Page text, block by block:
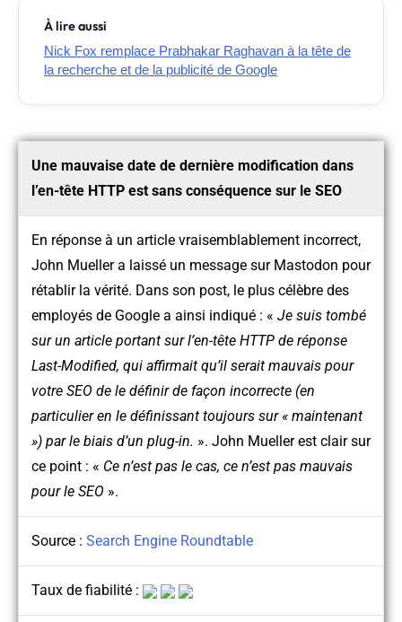
À lire aussi
Nick Fox remplace Prabhakar Raghavan à la tête de
la recherche et de la publicité de Google
Une mauvaise date de dernière modification dans
l’en-tête HTTP est sans conséquence sur le SEO
En réponse à un article vraisemblablement incorrect,
John Mueller a laissé un message sur Mastodon pour
rétablir la vérité. Dans son post, le plus célèbre des
employés de Google a ainsi indiqué : « Je suis tombé
sur un article portant sur l’en-tête HTTP de réponse
Last-Modified, qui affirmait qu’il serait mauvais pour
votre SEO de le définir de façon incorrecte (en
particulier en le définissant toujours sur « maintenant
») par le biais d’un plug-in. ». John Mueller est clair sur
ce point : « Ce n’est pas le cas, ce n’est pas mauvais
pour le SEO ».
Source : Search Engine Roundtable
Taux de fiabilité :